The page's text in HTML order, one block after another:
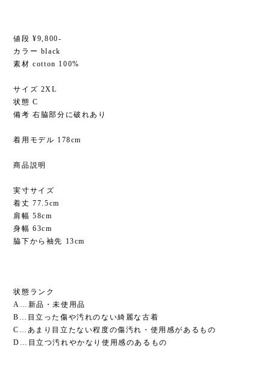
値段 ¥9,800-
カラー black
素材 cotton 100%
サイズ 2XL
状態 C
備考 右脇部分に破れあり
着用モデル 178cm
商品説明
実寸サイズ
着丈 77.5cm
肩幅 58cm
身幅 63cm
脇下から袖先 13cm
状態ランク
A…新品・未使用品
B…目立った傷や汚れのない綺麗な古着
C…あまり目立たない程度の傷汚れ・使用感があるもの
D…目立つ汚れやかなり使用感のあるもの